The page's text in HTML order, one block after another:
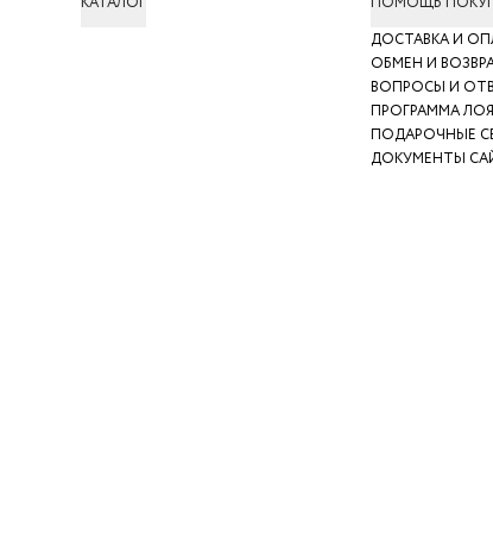
ДОСТАВКА И
ОБМЕН И
ВОПРОСЫ И
ПРОГРАММА
ПОДАРОЧНЫЕ
ДОКУМЕНТЫ